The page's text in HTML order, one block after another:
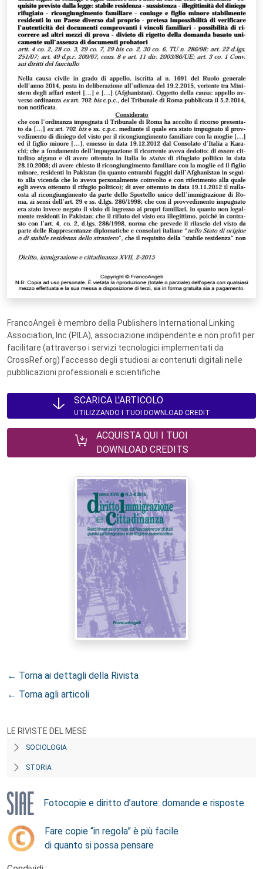
FrancoAngeli è membro della Publishers International Linking
Association, Inc (PILA), associazione indipendente e non profit per
facilitare (attraverso i servizi tecnologici implementati da
CrossRef.org) l’accesso degli studiosi ai contenuti digitali nelle
pubblicazioni professionali e scientifiche.
SCARICA L'ARTICOLO
UTILIZZANDO I TUOI DOWNLOAD CREDIT
ACQUISTA QUI I TUOI
DOWNLOAD CREDITS
← Torna ai dettagli della Rivista
← Torna agli articoli
LE RIVISTE DEL MESE
SOCIOLOGIA
STORIA
Fotocopie e diritto d’autore: domande e risposte
Fare copie “in regola” è più facile
di quanto si possa pensare